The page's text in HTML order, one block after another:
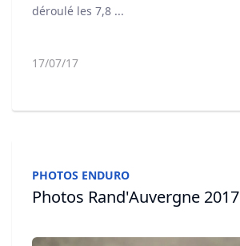
déroulé les 7,8 ...
17/07/17
PHOTOS ENDURO
Photos Rand'Auvergne 2017